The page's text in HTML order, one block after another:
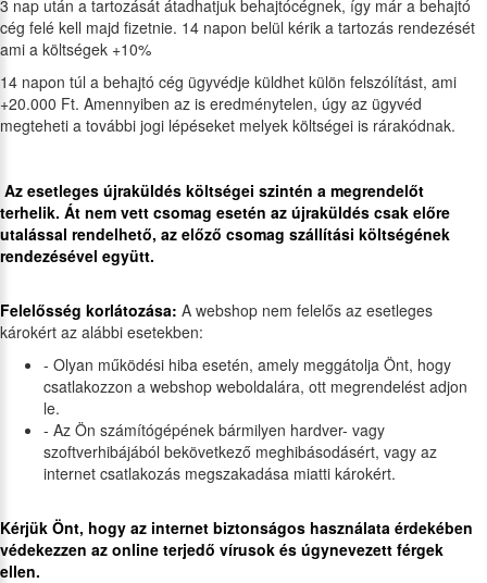
3 nap után a tartozását átadhatjuk behajtócégnek, így már a behajtó
cég felé kell majd fizetnie. 14 napon belül kérik a tartozás rendezését
ami a költségek +10%
14 napon túl a behajtó cég ügyvédje küldhet külön felszólítást, ami
+20.000 Ft. Amennyiben az is eredménytelen, úgy az ügyvéd
megteheti a további jogi lépéseket melyek költségei is rárakódnak.
Az esetleges újraküldés költségei szintén a megrendelőt
terhelik. Át nem vett csomag esetén az újraküldés csak előre
utalással rendelhető, az előző csomag szállítási költségének
rendezésével együtt.
Felelősség korlátozása: A webshop nem felelős az esetleges
károkért az alábbi esetekben:
- Olyan működési hiba esetén, amely meggátolja Önt, hogy
csatlakozzon a webshop weboldalára, ott megrendelést adjon
le.
- Az Ön számítógépének bármilyen hardver- vagy
szoftverhibájából bekövetkező meghibásodásért, vagy az
internet csatlakozás megszakadása miatti károkért.
Kérjük Önt, hogy az internet biztonságos használata érdekében
védekezzen az online terjedő vírusok és úgynevezett férgek
ellen.